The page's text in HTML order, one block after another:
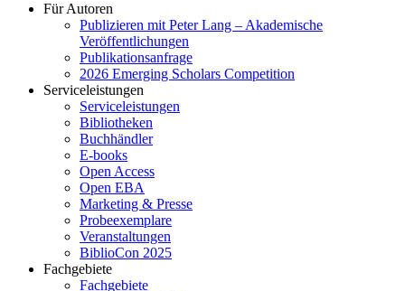
Für Autoren
Publizieren mit Peter Lang – Akademische
Veröffentlichungen
Publikationsanfrage
2026 Emerging Scholars Competition
Serviceleistungen
Serviceleistungen
Bibliotheken
Buchhändler
E-books
Open Access
Open EBA
Marketing & Presse
Probeexemplare
Veranstaltungen
BiblioCon 2025
Fachgebiete
Fachgebiete